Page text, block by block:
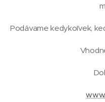
Podávame kedykoľvek,